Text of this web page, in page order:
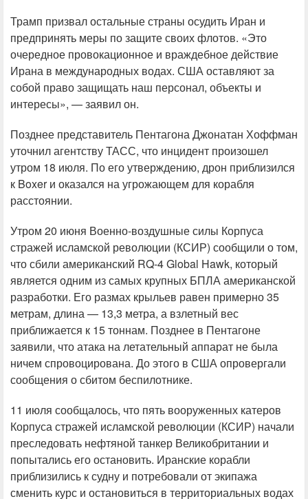
Трамп призвал остальные страны осудить Иран и
предпринять меры по защите своих флотов. «Это
очередное провокационное и враждебное действие
Ирана в международных водах. США оставляют за
собой право защищать наш персонал, объекты и
интересы», — заявил он.
Позднее представитель Пентагона Джонатан Хоффман
уточнил агентству ТАСС, что инцидент произошел
утром 18 июля. По его утверждению, дрон приблизился
к Boxer и оказался на угрожающем для корабля
расстоянии.
Утром 20 июня Военно-воздушные силы Корпуса
стражей исламской революции (КСИР) сообщили о том,
что сбили американский RQ-4 Global Hawk, который
является одним из самых крупных БПЛА американской
разработки. Его размах крыльев равен примерно 35
метрам, длина — 13,3 метра, а взлетный вес
приближается к 15 тоннам. Позднее в Пентагоне
заявили, что атака на летательный аппарат не была
ничем спровоцирована. До этого в США опровергали
сообщения о сбитом беспилотнике.
11 июля сообщалось, что пять вооруженных катеров
Корпуса стражей исламской революции (КСИР) начали
преследовать нефтяной танкер Великобритании и
попытались его остановить. Иранские корабли
приблизились к судну и потребовали от экипажа
сменить курс и остановиться в территориальных водах